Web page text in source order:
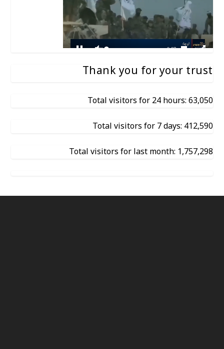
Thank you for your trust
Total visitors for 24 hours: 63,050
Total visitors for 7 days: 412,590
Total visitors for last month: 1,757,298